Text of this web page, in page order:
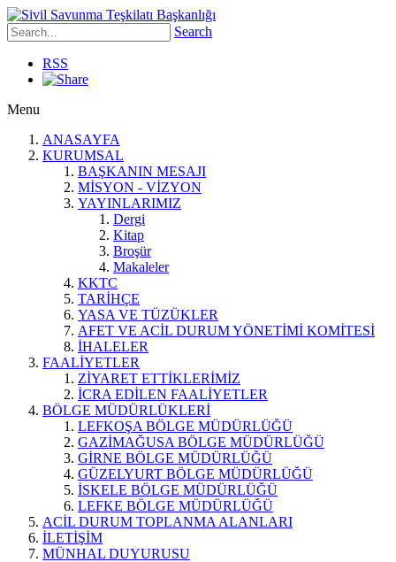
Search
RSS
Menu
ANASAYFA
KURUMSAL
BAŞKANIN MESAJI
MİSYON - VİZYON
YAYINLARIMIZ
Dergi
Kitap
Broşür
Makaleler
KKTC
TARİHÇE
YASA VE TÜZÜKLER
AFET VE ACİL DURUM YÖNETİMİ KOMİTESİ
İHALELER
FAALİYETLER
ZİYARET ETTİKLERİMİZ
İCRA EDİLEN FAALİYETLER
BÖLGE MÜDÜRLÜKLERİ
LEFKOŞA BÖLGE MÜDÜRLÜĞÜ
GAZİMAĞUSA BÖLGE MÜDÜRLÜĞÜ
GİRNE BÖLGE MÜDÜRLÜĞÜ
GÜZELYURT BÖLGE MÜDÜRLÜĞÜ
İSKELE BÖLGE MÜDÜRLÜĞÜ
LEFKE BÖLGE MÜDÜRLÜĞÜ
ACİL DURUM TOPLANMA ALANLARI
İLETİŞİM
MÜNHAL DUYURUSU